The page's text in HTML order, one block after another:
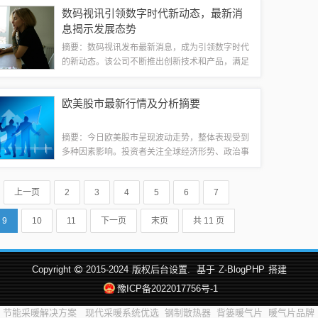
地主最新版本，开启你的斗地主之旅吧...
数码视讯引领数字时代新动态，最新消
息揭示发展态势
摘要：数码视讯发布最新消息，成为引领数字时代
的新动态。该公司不断推出创新技术和产品，满足
听体验，推动数字视讯行业的快速发展。数码...
欧美股市最新行情及分析摘要
摘要：今日欧美股市呈现波动走势，整体表现受到
多种因素影响。投资者关注全球经济形势、政治事
示，欧美股市在经历了一段时间的上涨后，目前面
临一些调整压力，但仍具有投资吸引力。投资者...
上一页 2 3 4 5 6 7
9 10 11 下一页 末页 共 11 页
Copyright 2015-2024 版权后台设置. 基于 Z-BlogPHP 搭建
豫ICP备2022017756号-1
节能采暖解决方案 现代采暖系统优选 钢制散热器 背篓暖气片 暖气片品牌